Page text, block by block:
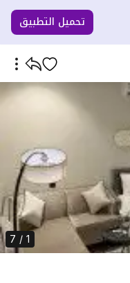
تحميل التطبيق
1 / 7